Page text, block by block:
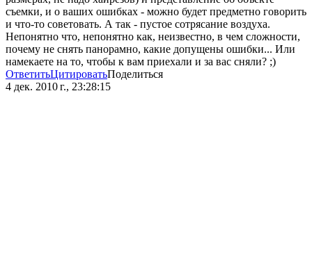
съемки, и о ваших ошибках - можно будет предметно говорить
и что-то советовать. А так - пустое сотрясание воздуха.
Непонятно что, непонятно как, неизвестно, в чем сложности,
почему не снять панорамно, какие допущены ошибки... Или
намекаете на то, чтобы к вам приехали и за вас сняли? ;)
ОтветитьЦитироватьПоделиться
4 дек. 2010 г., 23:28:15